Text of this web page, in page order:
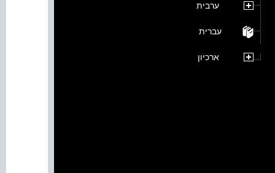
ערבית
עברית
ארכיון